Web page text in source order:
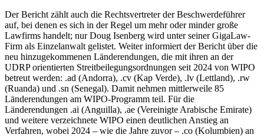
Der Bericht zählt auch die Rechtsvertreter der Beschwerdeführer
auf, bei denen es sich in der Regel um mehr oder minder große
Lawfirms handelt; nur Doug Isenberg wird unter seiner GigaLaw-
Firm als Einzelanwalt gelistet. Weiter informiert der Bericht über die
neu hinzugekommenen Länderendungen, die mit ihren an der
UDRP orientierten Streitbeilegungsordnungen seit 2024 von WIPO
betreut werden: .ad (Andorra), .cv (Kap Verde), .lv (Lettland), .rw
(Ruanda) und .sn (Senegal). Damit nehmen mittlerweile 85
Länderendungen am WIPO-Programm teil. Für die
Länderendungen .ai (Anguilla), .ae (Vereinigte Arabische Emirate)
und weitere verzeichnete WIPO einen deutlichen Anstieg an
Verfahren, wobei 2024 – wie die Jahre zuvor – .co (Kolumbien) an